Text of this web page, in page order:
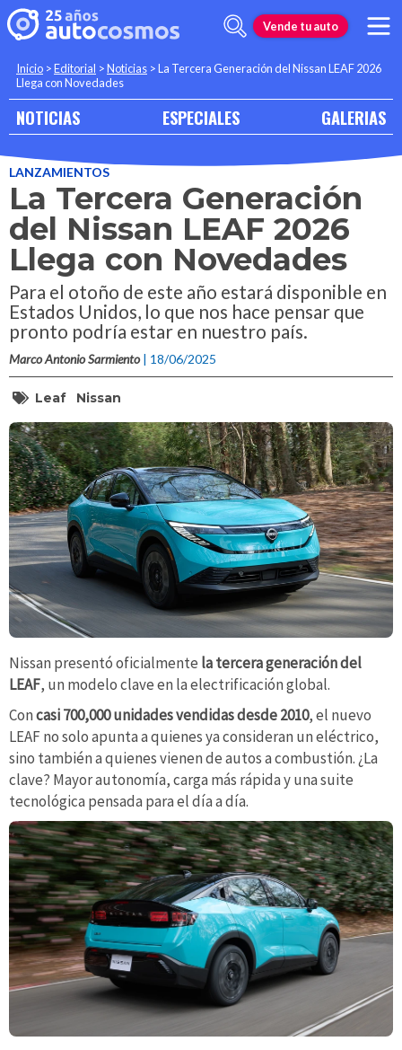
Vende tu auto
Inicio >Editorial >Noticias >La Tercera Generación del Nissan LEAF 2026
Llega con Novedades
NOTICIAS ESPECIALES GALERIAS
LANZAMIENTOS
La Tercera Generación
del Nissan LEAF 2026
Llega con Novedades
Para el otoño de este año estará disponible en
Estados Unidos, lo que nos hace pensar que
pronto podría estar en nuestro país.
Marco Antonio Sarmiento | 18/06/2025
Leaf Nissan
Nissan presentó oficialmente la tercera generación del
LEAF, un modelo clave en la electrificación global.
Concasi 700,000 unidades vendidas desde 2010, el nuevo
LEAF no solo apunta a quienes ya consideran un eléctrico,
sino también a quienes vienen de autos a combustión. ¿La
clave? Mayor autonomía, carga más rápida y una suite
tecnológica pensada para el día a día.